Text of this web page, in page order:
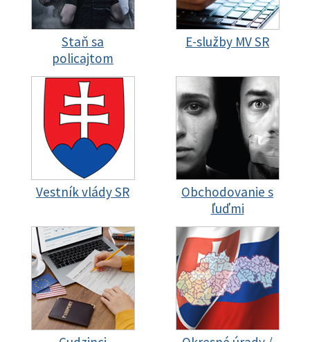
Staň sa
policajtom
E-služby MV SR
Vestník vlády SR
Obchodovanie s
ľuďmi